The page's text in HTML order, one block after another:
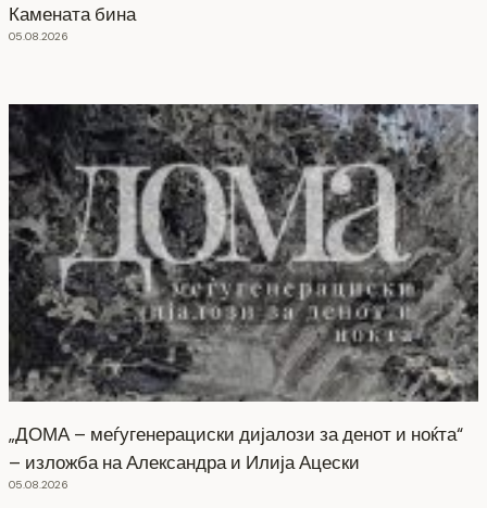
Камената бина
05.08.2026
„ДОМА – меѓугенерациски дијалози за денот и ноќта“
– изложба на Александра и Илија Ацески
05.08.2026